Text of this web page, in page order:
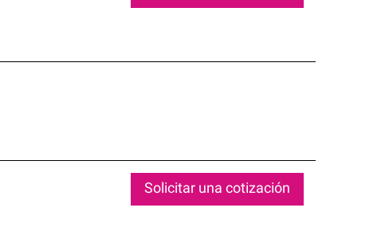
Solicitar una cotización